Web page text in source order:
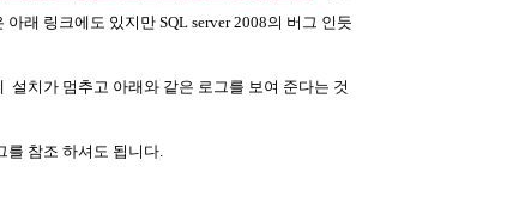
래 링크에도 있지만 SQL server 2008의 버그 인듯
치가 멈추고 아래와 같은 로그를 보여 준다는 것
를 참조 하셔도 됩니다.